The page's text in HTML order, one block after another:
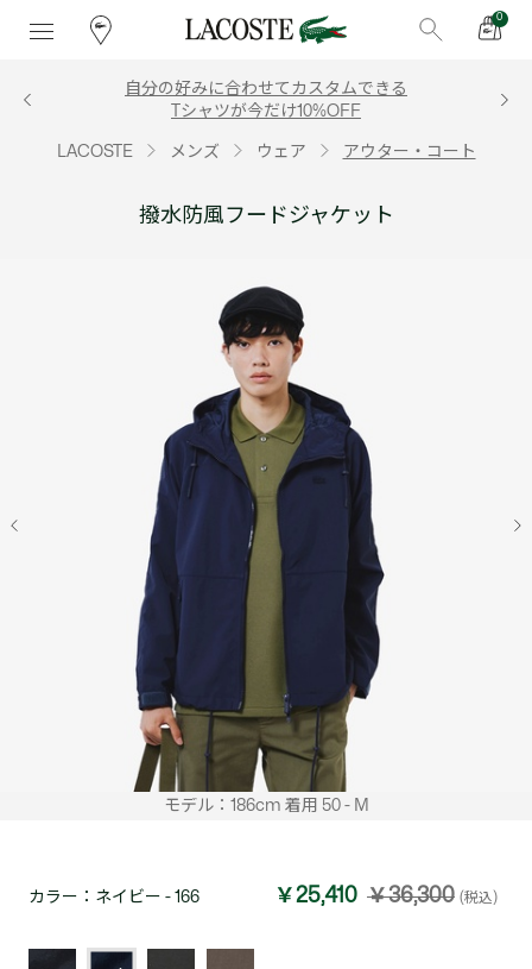
0
自分の好みに合わせてカスタムできる
Tシャツが今だけ10%OFF
LACOSTE メンズ ウェア アウター・コート
撥水防風フードジャケット
モデル：186cm 着用 50 - M
カラー： ネイビー - 166 ￥25,410 ￥36,300 (税込)